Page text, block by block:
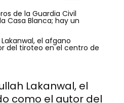
de la Guardia Civil
Casa Blanca; hay un
el afgano
del tiroteo en el centro de
Lakanwal, el
como el autor del